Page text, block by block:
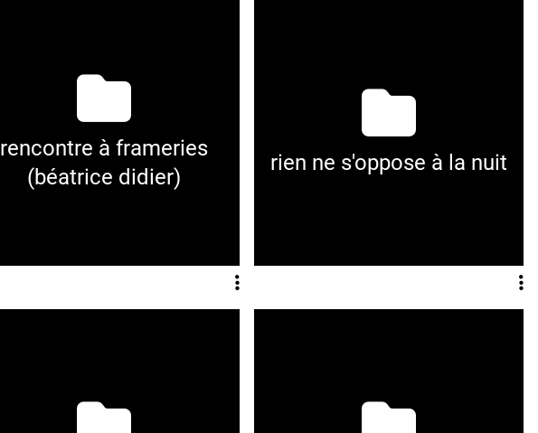
rencontre à frameries
(béatrice didier)
rien ne s'oppose à la nuit